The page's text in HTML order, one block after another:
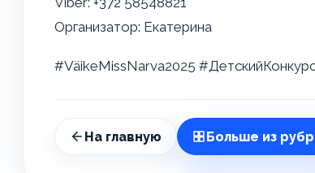
Организатор: Екатерина
#VäikeMissNarva2025
На главную Больше из